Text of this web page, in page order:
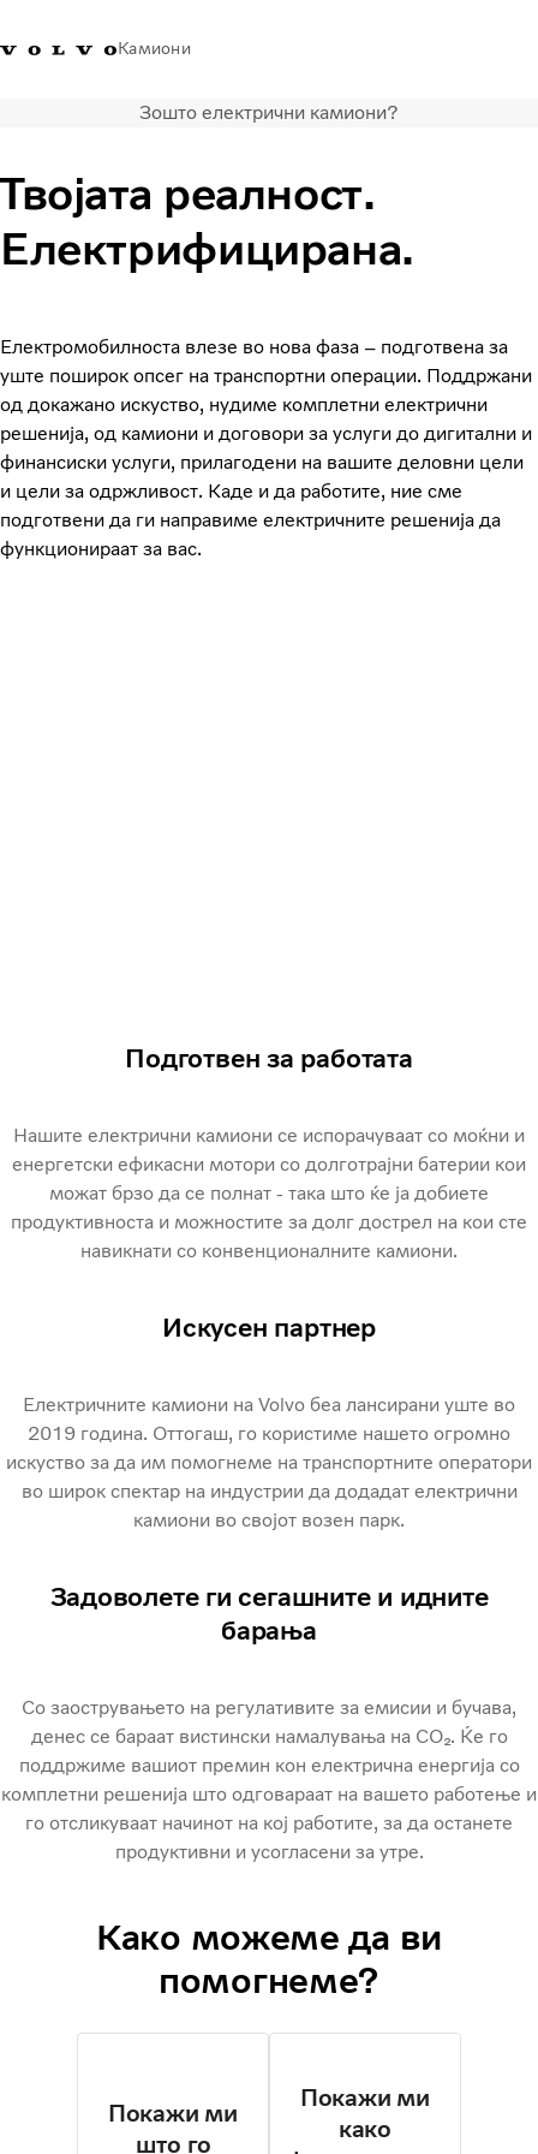
Камиони
Volvo Trucks - Македонија -
Продавница за Volvo
Транспортни решенија
Камиони
Локатор на дилери
News
За нас
Volvo Truck Builder
Контактирајте нѐ
Зошто електрични камиони?
Твојата реалност.
Електрифицирана.
Електромобилноста влезе во нова фаза – подготвена за
уште поширок опсег на транспортни операции. Поддржани
од докажано искуство, нудиме комплетни електрични
решенија, од камиони и договори за услуги до дигитални и
финансиски услуги, прилагодени на вашите деловни цели
и цели за одржливост. Каде и да работите, ние сме
подготвени да ги направиме електричните решенија да
функционираат за вас.
Подготвен за работата
Нашите електрични камиони се испорачуваат со моќни и
енергетски ефикасни мотори со долготрајни батерии кои
можат брзо да се полнат - така што ќе ја добиете
продуктивноста и можностите за долг дострел на кои сте
навикнати со конвенционалните камиони.
Искусен партнер
Електричните камиони на Volvo беа лансирани уште во
2019 година. Оттогаш, го користиме нашето огромно
искуство за да им помогнеме на транспортните оператори
во широк спектар на индустрии да додадат електрични
камиони во својот возен парк.
Задоволете ги сегашните и идните
барања
Со заострувањето на регулативите за емисии и бучава,
денес се бараат вистински намалувања на CO₂. Ќе го
поддржиме вашиот премин кон електрична енергија со
комплетни решенија што одговараат на вашето работење и
го отсликуваат начинот на кој работите, за да останете
продуктивни и усогласени за утре.
Како можеме да ви
помогнеме?
Покажи ми
што го
Покажи ми
како